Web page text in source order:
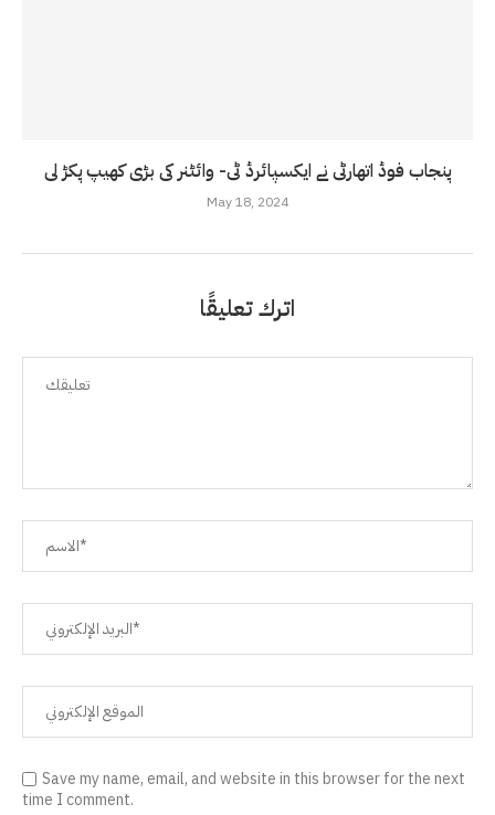
پنجاب فوڈ اتھارٹی نے ایکسپائرڈ ٹی- وائٹنر کی بڑی کھیپ پکڑ لی
May 18, 2024
اترك تعليقًا
Save my name, email, and website in this browser for the next
time I comment.